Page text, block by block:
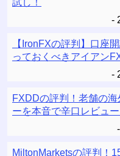
【IronFXの評判】口座
っておくべきアイアン
FXDDの評判！老舗の
ーを本音で辛口レビュー
MiltonMarketsの評判！